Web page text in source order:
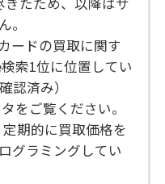
。
ードの買取に関す
索1位に位置してい
認済み）
をご覧ください。
期的に買取価格を
グラミングしてい